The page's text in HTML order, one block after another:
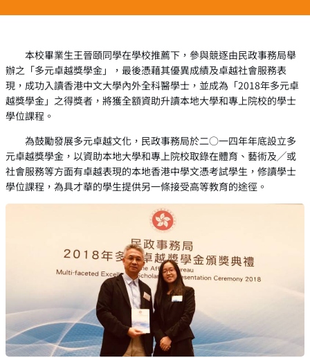
本校畢業生王晉頤同學在學校推薦下，參與競逐由民政事務局舉
辦之「多元卓越獎學金」，最後憑藉其優異成績及卓越社會服務表
現，成功入讀香港中文大學內外全科醫學士，並成為「2018年多元卓
越獎學金」之得獎者，將獲全額資助升讀本地大學和專上院校的學士
學位課程。
為鼓勵發展多元卓越文化，民政事務局於二○一四年年底設立多
元卓越獎學金，以資助本地大學和專上院校取錄在體育、藝術及╱或
社會服務等方面有卓越表現的本地香港中學文憑考試學生，修讀學士
學位課程，為具才華的學生提供另一條接受高等教育的途徑。